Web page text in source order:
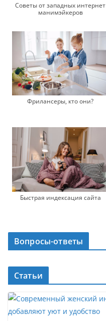
Советы от западных интернет
манимэйкеров
Фрилансеры, кто они?
Быстрая индексация сайта
Вопросы-ответы
Статьи